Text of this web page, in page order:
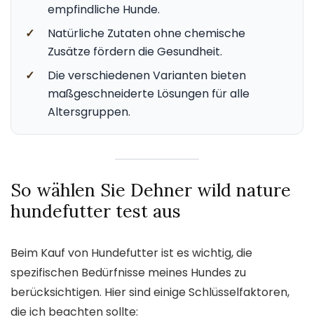
empfindliche Hunde.
✓
Natürliche Zutaten ohne chemische
Zusätze fördern die Gesundheit.
✓
Die verschiedenen Varianten bieten
maßgeschneiderte Lösungen für alle
Altersgruppen.
So wählen Sie Dehner wild nature
hundefutter test aus
Beim Kauf von Hundefutter ist es wichtig, die
spezifischen Bedürfnisse meines Hundes zu
berücksichtigen. Hier sind einige Schlüsselfaktoren,
die ich beachten sollte: